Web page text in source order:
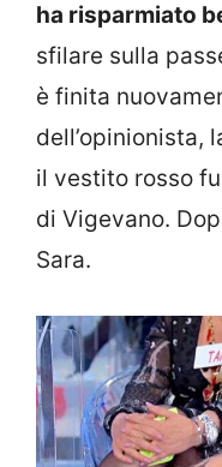
ha risparmiato
sfilare sulla
è finita
dell’opinionista,
il vestito rosso
di Vigevano.
Sara.